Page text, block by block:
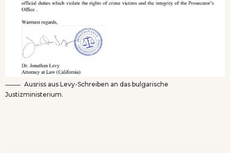
Ausriss aus Levy-Schreiben an das bulgarische
Justizministerium.